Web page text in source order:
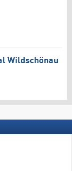
Wildschönau